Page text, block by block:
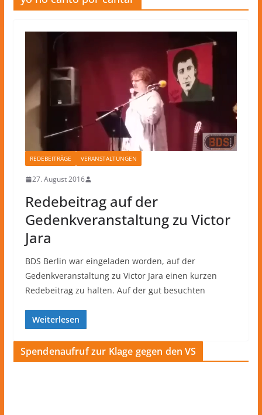
REDEBEITRÄGE VERANSTALTUNGEN
27. August 2016
Redebeitrag auf der
Gedenkveranstaltung zu Victor
Jara
BDS Berlin war eingeladen worden, auf der
Gedenkveranstaltung zu Victor Jara einen kurzen
Redebeitrag zu halten. Auf der gut besuchten
Weiterlesen
Spendenaufruf zur Klage gegen den VS